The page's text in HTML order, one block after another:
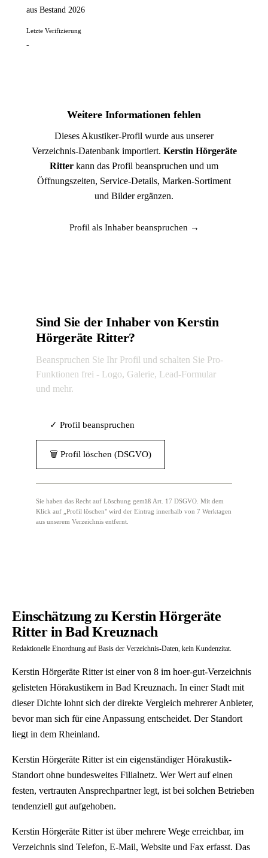
aus Bestand 2026
Letzte Verifizierung
-
Weitere Informationen fehlen
Dieses Akustiker-Profil wurde aus unserer
Verzeichnis-Datenbank importiert. Kerstin Hörgeräte
Ritter kann das Profil beanspruchen und um
Öffnungszeiten, Service-Details, Marken-Sortiment
und Bilder ergänzen.
Profil als Inhaber beanspruchen →
Sind Sie der Inhaber von Kerstin
Hörgeräte Ritter?
Beanspruchen Sie Ihr Profil und schalten Sie Pro-
Funktionen frei - Logo, Galerie, Lead-Formular
und mehr.
✓ Profil beanspruchen
🗑 Profil löschen (DSGVO)
Sie haben das Recht auf Löschung gemäß Art. 17 DSGVO. Mit dem
Klick auf „Profil löschen" wird der Eintrag innerhalb von 7 Werktagen
aus unserem Verzeichnis entfernt.
Einschätzung zu Kerstin Hörgeräte
Ritter in Bad Kreuznach
Redaktionelle Einordnung auf Basis der Verzeichnis-Daten, kein Kundenzitat.
Kerstin Hörgeräte Ritter ist einer von 8 im hoer-gut-Verzeichnis
gelisteten Hörakustikern in Bad Kreuznach. In einer Stadt mit
dieser Dichte lohnt sich der direkte Vergleich mehrerer Anbieter,
bevor man sich für eine Anpassung entscheidet. Der Standort
liegt in dem Rheinland.
Kerstin Hörgeräte Ritter ist ein eigenständiger Hörakustik-
Standort ohne bundesweites Filialnetz. Wer Wert auf einen
festen, vertrauten Ansprechpartner legt, ist bei solchen Betrieben
tendenziell gut aufgehoben.
Kerstin Hörgeräte Ritter ist über mehrere Wege erreichbar, im
Verzeichnis sind Telefon, E-Mail, Website und Fax erfasst. Das